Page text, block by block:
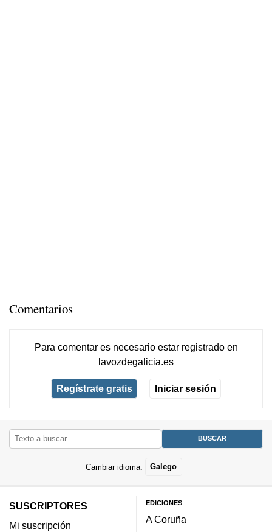
Comentarios
Para comentar es necesario estar registradoen
lavozdegalicia.es
Regístrate gratis Iniciar sesión
Cambiar idioma: Galego
SUSCRIPTORES
Mi suscripción
EDICIONES
A Coruña